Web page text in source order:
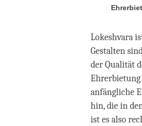
Lokeshvara
Gestalten
der Qualität
Ehrerbietung
anfängliche
hin, die in
ist es also